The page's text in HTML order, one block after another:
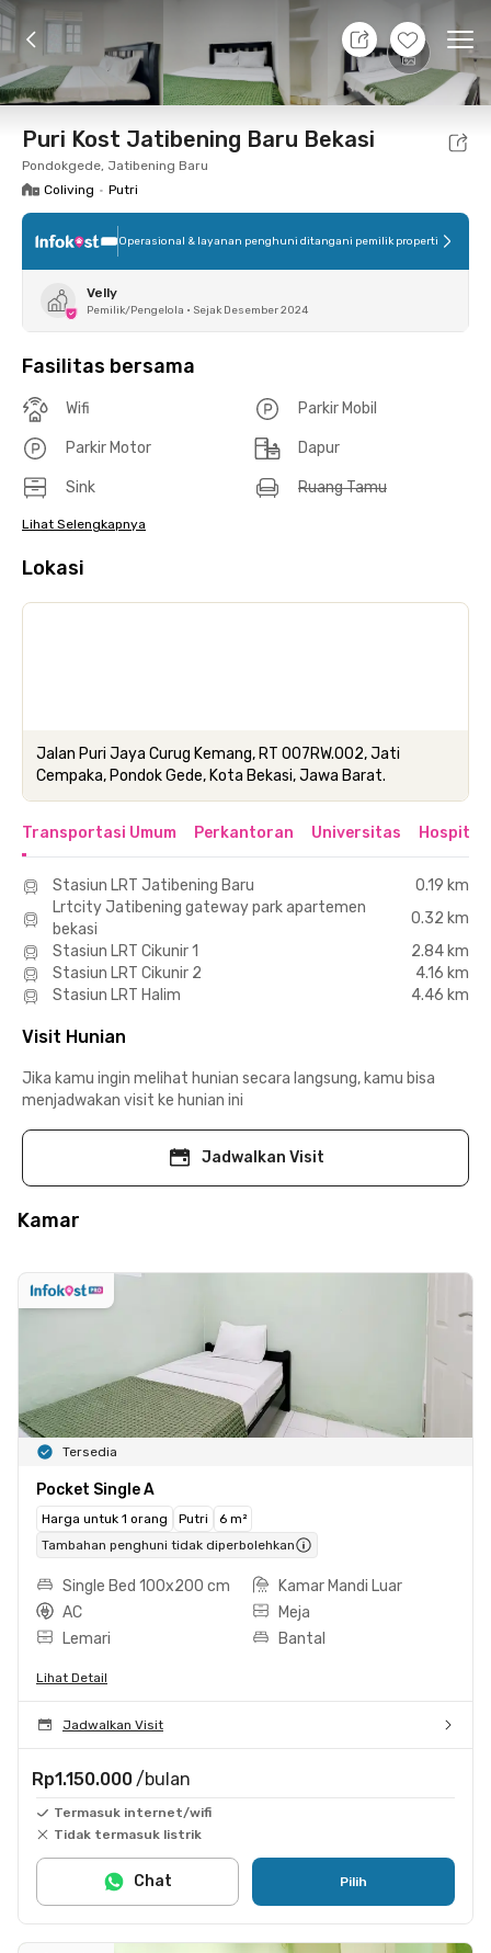
+7
9 Agt 26 - Belum tahu
Foto Fasilitas bersama Lokasi Kamar
Puri Kost Jatibening Baru Bekasi
Pondokgede, Jatibening Baru
Coliving • Putri
Operasional & layanan penghuni ditangani pemilik properti
Velly
Pemilik/Pengelola • Sejak Desember 2024
Fasilitas bersama
Wifi Parkir Mobil
Parkir Motor Dapur
Sink Ruang Tamu
Lihat Selengkapnya
Lokasi
Jalan Puri Jaya Curug Kemang, RT 007RW.002, Jati
Cempaka, Pondok Gede, Kota Bekasi, Jawa Barat.
Transportasi Umum Perkantoran Universitas Hospital
Stasiun LRT Jatibening Baru
0.19 km
Lrtcity Jatibening gateway park apartemen
bekasi
0.32 km
Stasiun LRT Cikunir 1
2.84 km
Stasiun LRT Cikunir 2
4.16 km
Stasiun LRT Halim
4.46 km
Visit Hunian
Jika kamu ingin melihat hunian secara langsung, kamu bisa
menjadwakan visit ke hunian ini
Jadwalkan Visit
Kamar
Tersedia
Pocket Single A
Harga untuk 1 orang Putri
6 m²
Tambahan penghuni tidak diperbolehkan
Single Bed 100x200 cm
Kamar Mandi Luar
AC
Meja
Lemari
Bantal
Lihat Detail
Jadwalkan Visit
Rp1.150.000 /bulan
Termasuk internet/wifi
Tidak termasuk listrik
Pilih
Chat